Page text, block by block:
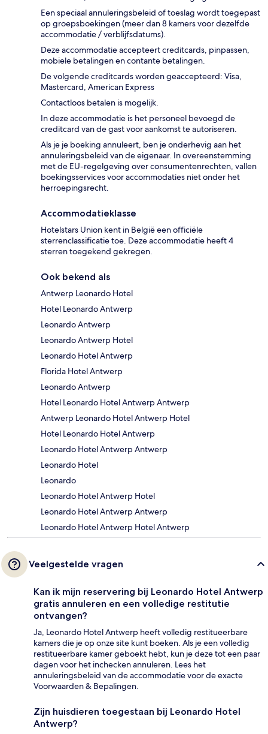
Een speciaal annuleringsbeleid of toeslag wordt toegepast
op groepsboekingen (meer dan 8 kamers voor dezelfde
accommodatie / verblijfsdatums).
Deze accommodatie accepteert creditcards, pinpassen,
mobiele betalingen en contante betalingen.
De volgende creditcards worden geaccepteerd: Visa,
Mastercard, American Express
Contactloos betalen is mogelijk.
In deze accommodatie is het personeel bevoegd de
creditcard van de gast voor aankomst te autoriseren.
Als je je boeking annuleert, ben je onderhevig aan het
annuleringsbeleid van de eigenaar. In overeenstemming
met de EU-regelgeving over consumentenrechten, vallen
boekingsservices voor accommodaties niet onder het
herroepingsrecht.
Accommodatieklasse
Hotelstars Union kent in België een officiële
sterrenclassificatie toe. Deze accommodatie heeft 4
sterren toegekend gekregen.
Ook bekend als
Antwerp Leonardo Hotel
Hotel Leonardo Antwerp
Leonardo Antwerp
Leonardo Antwerp Hotel
Leonardo Hotel Antwerp
Florida Hotel Antwerp
Leonardo Antwerp
Hotel Leonardo Hotel Antwerp Antwerp
Antwerp Leonardo Hotel Antwerp Hotel
Hotel Leonardo Hotel Antwerp
Leonardo Hotel Antwerp Antwerp
Leonardo Hotel
Leonardo
Leonardo Hotel Antwerp Hotel
Leonardo Hotel Antwerp Antwerp
Leonardo Hotel Antwerp Hotel Antwerp
Veelgestelde vragen
Kan ik mijn reservering bij Leonardo Hotel Antwerp
gratis annuleren en een volledige restitutie
ontvangen?
Ja, Leonardo Hotel Antwerp heeft volledig restitueerbare
kamers die je op onze site kunt boeken. Als je een volledig
restitueerbare kamer geboekt hebt, kun je deze tot een paar
dagen voor het inchecken annuleren. Lees het
annuleringsbeleid van de accommodatie voor de exacte
Voorwaarden & Bepalingen.
Zijn huisdieren toegestaan bij Leonardo Hotel
Antwerp?